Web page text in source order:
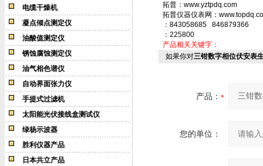
电缆干燥机
凝点倾点测定仪
油酸值测定仪
锈蚀腐蚀测定仪
油气相色谱仪
自动界面张力仪
手提式过滤机
太阳能光伏接线盒测试仪
绿杨示波器
胜利仪器产品
日本共立产品
拓普：www.yztpdq.com
拓普仪器仪表网：
：843058685 846879366
：225800
产品相关关键字：
如果你对三钳数字相位伏安表
产品：
您的单位：